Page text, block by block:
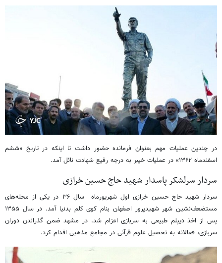
در چندین عملیات مهم بعنوان فرمانده حضور داشت تا اینکه در تاریخ «ششم
اسفندماه ۱۳۶۲» در عملیات خیبر به درجه رفیع شهادت نائل آمد.
سردار سرلشکر پاسدار شهید حاج حسین خرازی
سردار شهید حاج حسین خرازی اول شهریورماه سال ۳۶ در یکی از محله‌های
مستضعف‌نشین شهر شهیدپرور اصفهان بنام کوی کلم بدنیا آمد. در سال ۱۳۵۵
پس از اخذ دیپلم طبیعی به سربازی اعزام شد. در مشهد ضمن گذراندن دوران
سربازی، فعالانه به تحصیل علوم قرآنی در مجامع مذهبی اقدام کرد.